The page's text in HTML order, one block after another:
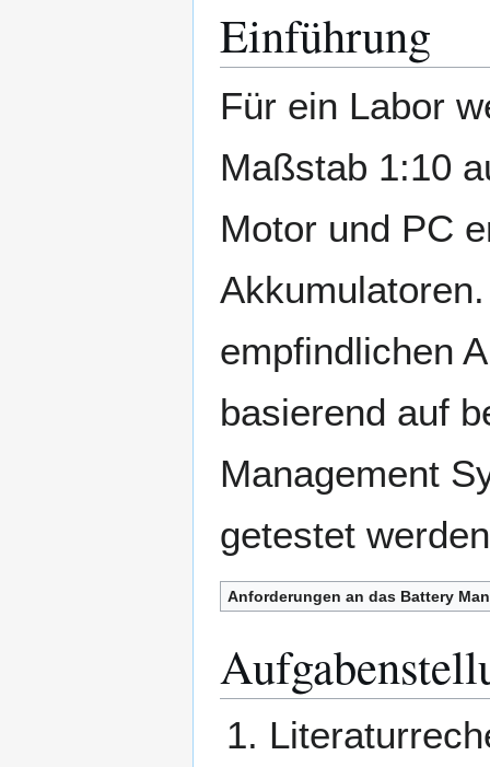
Einführung
Für ein Labor
Maßstab 1:10
Motor und PC
empfindlichen
basierend auf
Management
getestet
Anforderungen an das Battery